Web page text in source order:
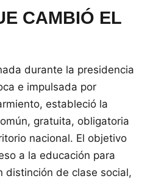
CAMBIÓ EL
durante la presidencia
e impulsada por
estableció la
gratuita, obligatoria
nacional. El objetivo
a la educación para
distinción de clase social,